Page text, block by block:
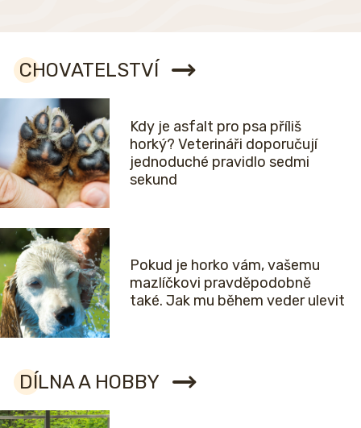
CHOVATELSTVÍ
Kdy je asfalt pro psa příliš
horký? Veterináři doporučují
jednoduché pravidlo sedmi
sekund
Pokud je horko vám, vašemu
mazlíčkovi pravděpodobně
také. Jak mu během veder ulevit
DÍLNA A HOBBY